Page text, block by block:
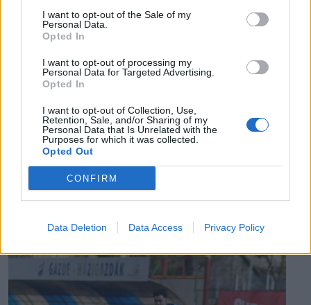
I want to opt-out of the Sale of my
Personal Data.
Opted In
I want to opt-out of processing my
Personal Data for Targeted Advertising.
Opted In
I want to opt-out of Collection, Use,
Retention, Sale, and/or Sharing of my
Personal Data that Is Unrelated with the
Purposes for which it was collected.
Opted Out
CONFIRM
Data Deletion Data Access Privacy Policy
Már csak 4-5 napig működhet a jelenlegi
körülmények között a cernavodai
atomerőmű
Százszázalékos kamatra adott kölcsönt a
vasárnap a nyugati országrészben.
EZ IS ÉRDEKELHETI